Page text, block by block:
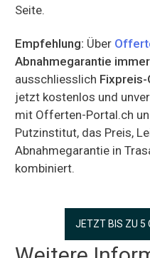
Seite.
Empfehlung: Über
Abnahmegarantie
ausschliesslich
jetzt kostenlos und
mit Offerten-Portal.ch
Putzinstitut, das Preis,
Abnahmegarantie in
kombiniert.
JETZT BIS ZU 5